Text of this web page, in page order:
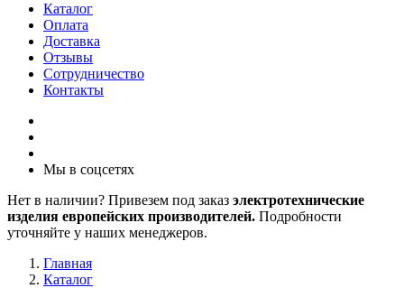
Каталог
Оплата
Доставка
Отзывы
Сотрудничество
Контакты
Мы в соцсетях
Нет в наличии? Привезем под заказ электротехнические
изделия европейских производителей. Подробности
уточняйте у наших менеджеров.
Главная
Каталог